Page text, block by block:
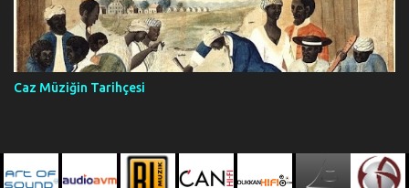
Caz Müziğin Tarihçesi